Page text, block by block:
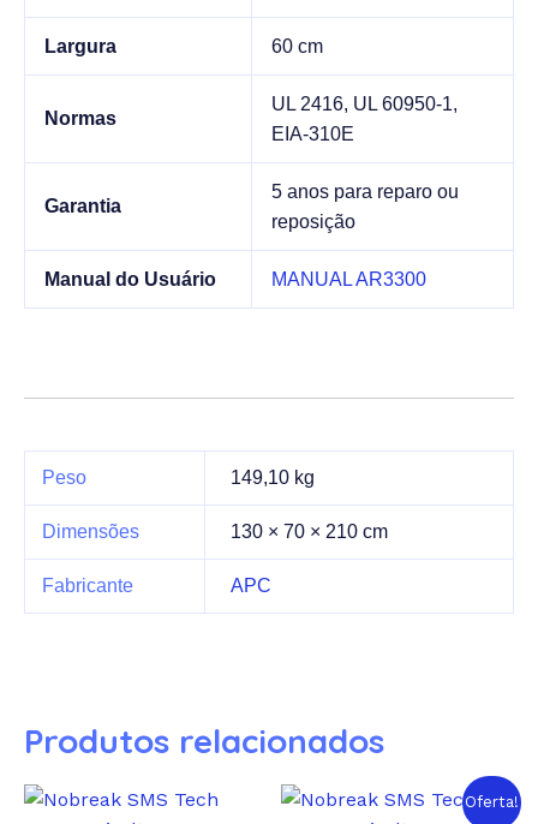
Largura 60 cm
Normas
UL 2416, UL 60950-1,
EIA-310E
Garantia
5 anos para reparo ou
reposição
Manual do Usuário MANUAL AR3300
Peso 149,10 kg
Dimensões 130 × 70 × 210 cm
Fabricante APC
Produtos relacionados
Oferta!